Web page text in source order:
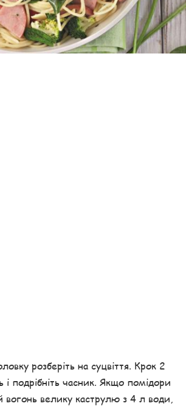
розберіть на суцвіття. Крок 2
подрібніть часник. Якщо помідори
вогонь велику каструлю з 4 л води,